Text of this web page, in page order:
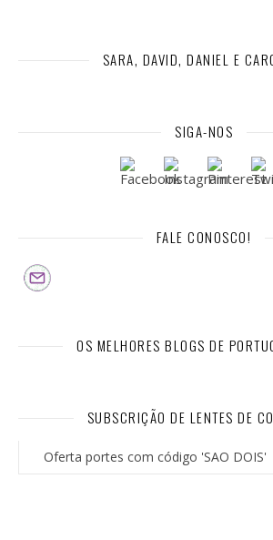
SARA, DAVID, DANIEL E
SIGA-NOS
FALE CONOSCO!
OS MELHORES BLOGS DE
SUBSCRIÇÃO DE LENTES DE
Oferta portes com código 'SAO DOIS'